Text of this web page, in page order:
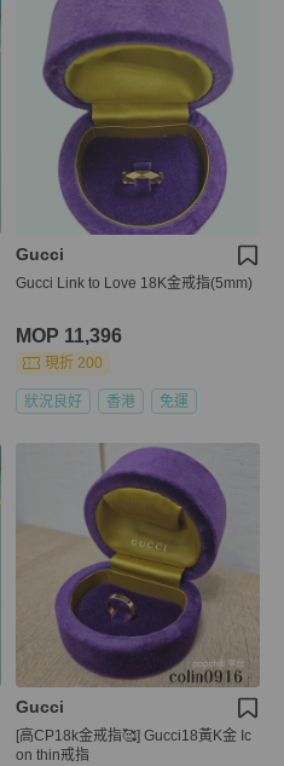
Gucci
Gucci Link to Love 18K金戒指(5mm)
MOP 11,396
現折 200
狀況良好 香港 免運
Gucci
[高CP18k金戒指🥰] Gucci18黃K金 Ic
on thin戒指